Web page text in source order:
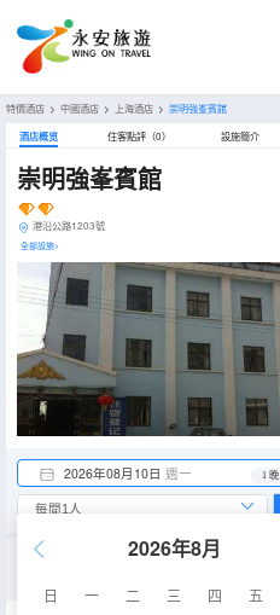
特價酒店 > 中國酒店 > 上海酒店 > 崇明強峯賓館
酒店概览 住客點評（0） 設施簡介
崇明強峯賓館
港沿公路1203號
全部設施>
2026年08月10日 週一 1 晚
2026年8月
日 一 二 三 四 五